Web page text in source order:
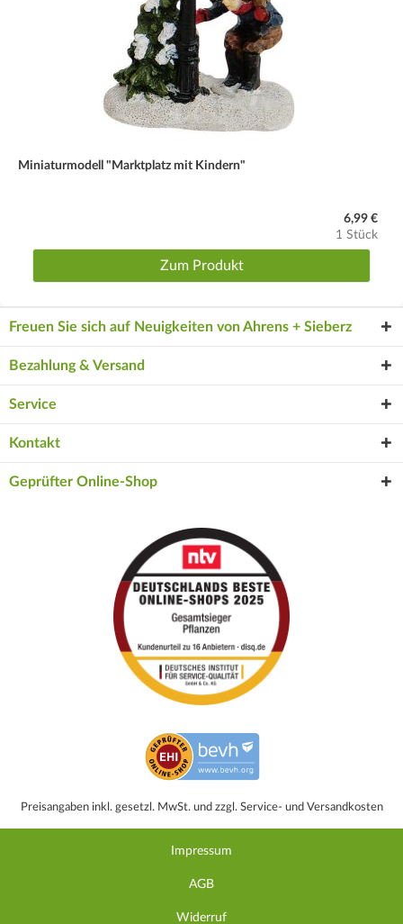
Miniaturmodell "Marktplatz mit Kindern"
6,99 €
1 Stück
Zum Produkt
Freuen Sie sich auf Neuigkeiten von Ahrens + Sieberz
Bezahlung & Versand
Service
Kontakt
Geprüfter Online-Shop
Preisangaben inkl. gesetzl. MwSt. und zzgl. Service- und Versandkosten
Impressum
AGB
Widerruf